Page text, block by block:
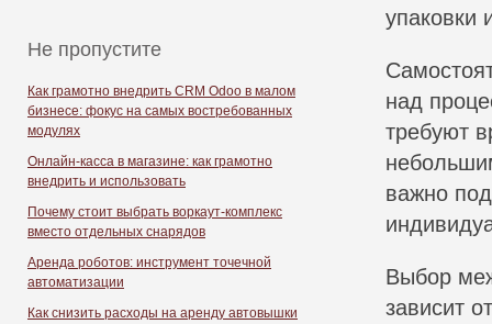
Не пропустите
Как грамотно внедрить CRM Odoo в малом
бизнесе: фокус на самых востребованных
модулях
Онлайн-касса в магазине: как грамотно
внедрить и использовать
Почему стоит выбрать воркаут-комплекс
вместо отдельных снарядов
Аренда роботов: инструмент точечной
автоматизации
Как снизить расходы на аренду автовышки
упаковки
над
требуют
важно
Выбор
зависит